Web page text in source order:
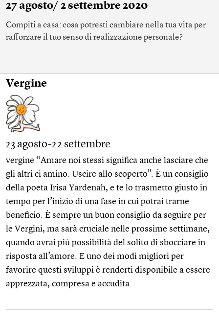
27 agosto/ 2 settembre 2020
Compiti a casa: cosa potresti cambiare nella tua vita per
rafforzare il tuo senso di realizzazione personale?
Vergine
23 agosto-22 settembre
vergine “Amare noi stessi significa anche lasciare che
gli altri ci amino. Uscire allo scoperto”. È un consiglio
della poeta Irisa Yardenah, e te lo trasmetto giusto in
tempo per l’inizio di una fase in cui potrai trarne
beneficio. È sempre un buon consiglio da seguire per
le Vergini, ma sarà cruciale nelle prossime settimane,
quando avrai più possibilità del solito di sbocciare in
risposta all’amore. E uno dei modi migliori per
favorire questi sviluppi è renderti disponibile a essere
apprezzata, compresa e accudita.